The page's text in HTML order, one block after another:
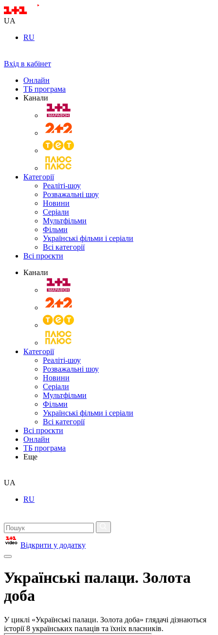
UA
RU
Вхід в кабінет
Онлайн
ТБ програма
Канали
Категорії
Реаліті-шоу
Розважальні шоу
Новини
Серіали
Мультфільми
Фільми
Українські фільми і серіали
Всі категорії
Всі проєкти
Канали
Категорії
Реаліті-шоу
Розважальні шоу
Новини
Серіали
Мультфільми
Фільми
Українські фільми і серіали
Всі категорії
Всі проєкти
Онлайн
ТБ програма
Еще
UA
RU
Відкрити у додатку
Українські палаци. Золота
доба
У циклі «Українські палаци. Золота доба» глядачі дізнаються
історії 8 українських палаців та їхніх власників.